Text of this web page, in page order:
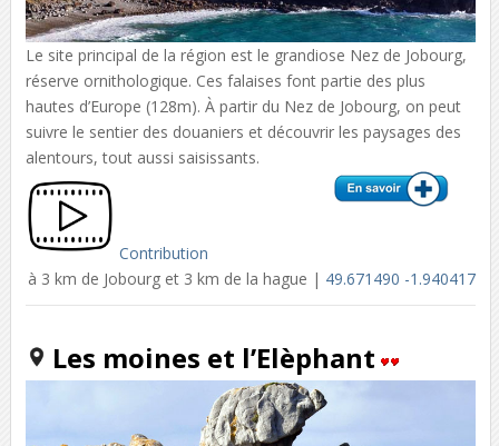
Le site principal de la région est le grandiose Nez de Jobourg,
réserve ornithologique. Ces falaises font partie des plus
hautes d’Europe (128m). À partir du Nez de Jobourg, on peut
suivre le sentier des douaniers et découvrir les paysages des
alentours, tout aussi saisissants.
Contribution
à 3 km de Jobourg et 3 km de la hague | 49.671490 -1.940417
Les moines et l’Elèphant